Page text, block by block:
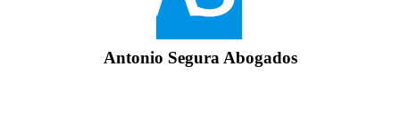
Antonio Segura Abogados